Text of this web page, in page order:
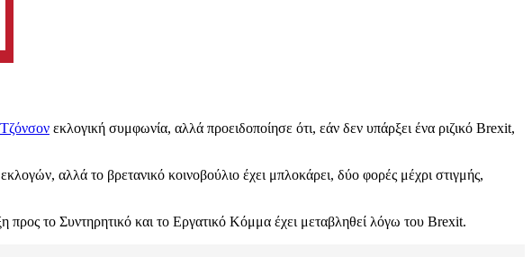
εκλογική συμφωνία, αλλά προειδοποίησε ότι, εάν δεν υπάρξει ένα ριζικό Brexit,
αλλά το βρετανικό κοινοβούλιο έχει μπλοκάρει, δύο φορές μέχρι στιγμής,
προς το Συντηρητικό και το Εργατικό Κόμμα έχει μεταβληθεί λόγω του Brexit.